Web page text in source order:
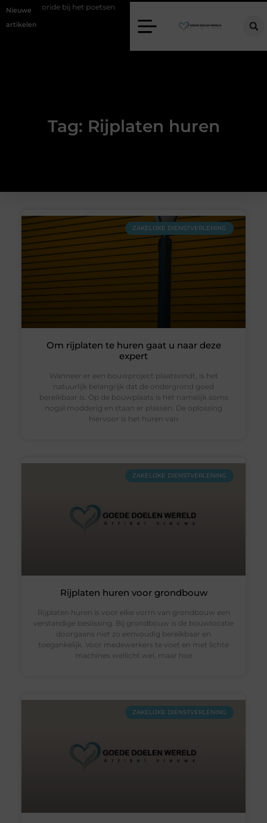
Nieuwe
artikelen
fluoride bij het poetsen
Tag: Rijplaten huren
ZAKELIJKE DIENSTVERLENING
Om rijplaten te huren gaat u naar deze
expert
Wanneer er een bouwproject plaatsvindt, is het
natuurlijk belangrijk dat de ondergrond goed
bereikbaar is. Op de bouwplaats is het namelijk soms
nogal modderig en staan er plassen. De oplossing
hiervoor is het huren van
ZAKELIJKE DIENSTVERLENING
Rijplaten huren voor grondbouw
Rijplaten huren is voor elke vorm van grondbouw een
verstandige beslissing. Bij grondbouw is de bouwlocatie
doorgaans niet zo eenvoudig bereikbaar en
toegankelijk. Voor medewerkers te voet en met lichte
machines wellicht wel, maar hoe
ZAKELIJKE DIENSTVERLENING